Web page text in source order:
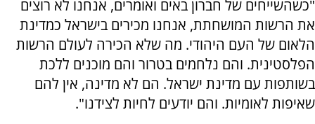
"כשהשייחים של חברון באים ואומרים, אנחנו לא רוצים
את הרשות המושחתת, אנחנו מכירים בישראל כמדינת
הלאום של העם היהודי. מה שלא הכירה לעולם הרשות
הפלסטינית. והם נלחמים בטרור והם מוכנים ללכת
בשותפות עם מדינת ישראל. הם לא מדינה, אין להם
שאיפות לאומיות. והם יודעים לחיות לצידנו".